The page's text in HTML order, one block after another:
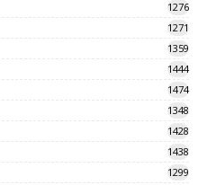
1276
1271
1359
1444
1474
1348
1428
1438
1299